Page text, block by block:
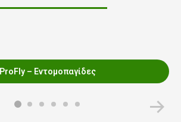
ProFly – Εντομοπαγίδες